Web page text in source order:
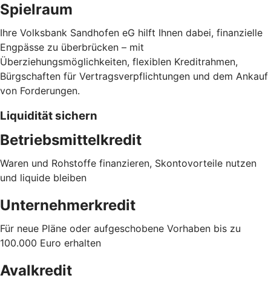
Spielraum
Ihre Volksbank Sandhofen eG hilft Ihnen dabei, finanzielle
Engpässe zu überbrücken – mit
Überziehungsmöglichkeiten, flexiblen Kreditrahmen,
Bürgschaften für Vertragsverpflichtungen und dem Ankauf
von Forderungen.
Liquidität sichern
Betriebsmittelkredit
Waren und Rohstoffe finanzieren, Skontovorteile nutzen
und liquide bleiben
Unternehmerkredit
Für neue Pläne oder aufgeschobene Vorhaben bis zu
100.000 Euro erhalten
Avalkredit